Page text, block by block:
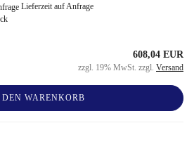
Lieferzeit auf Anfrage
608,04 EUR
zzgl. 19% MwSt. zzgl. Versand
WARENKORB